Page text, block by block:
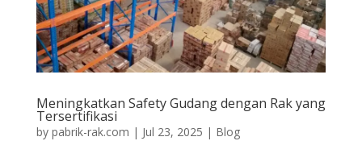
Meningkatkan Safety Gudang dengan Rak yang
Tersertifikasi
by pabrik-rak.com | Jul 23, 2025 | Blog